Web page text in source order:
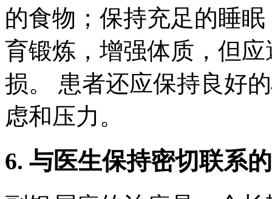
的食物；保持充足的睡
育锻炼，增强体质，但
损。 患者还应保持良好
虑和压力。
6. 与医生保持密切联系